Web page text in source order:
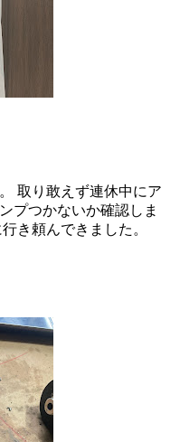
取り敢えず連休中にア
プつかないか確認しま
き頼んできました。